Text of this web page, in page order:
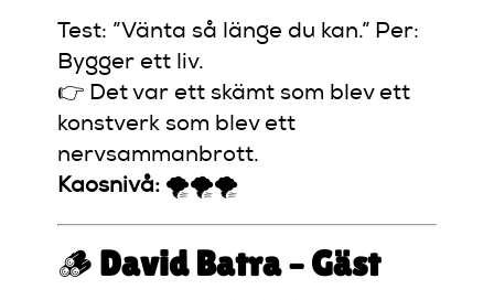
Test: ”Vänta så länge du kan.” Per:
Bygger ett liv.
👉 Det var ett skämt som blev ett
konstverk som blev ett
nervsammanbrott.
Kaosnivå: 🌪️🌪️🌪️
🪵 David Batra – Gäst